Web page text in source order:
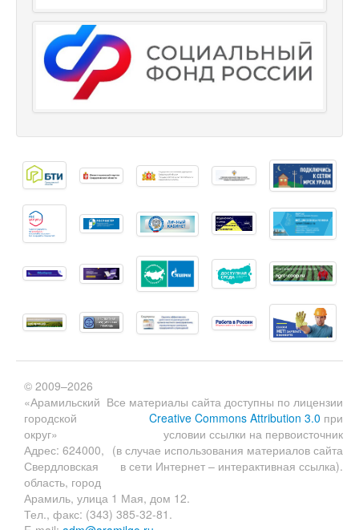
Все материалы сайта доступны по лицензии
Creative Commons Attribution 3.0 при
условии ссылки на первоисточник
(в случае использования материалов сайта
в сети Интернет – интерактивная ссылка).
© 2009–2026
«Арамильский
городской
округ»
Адрес: 624000,
Свердловская
область, город
Арамиль, улица 1 Мая, дом 12.
Тел., факс: (343) 385-32-81.